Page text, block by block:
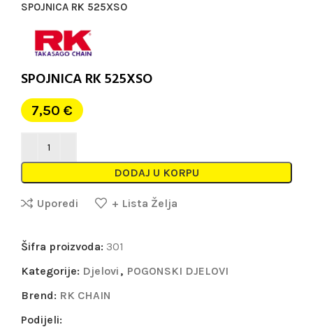
SPOJNICA RK 525XSO
SPOJNICA RK 525XSO
7,50 €
DODAJ U KORPU
Uporedi + Lista Želja
Šifra proizvoda: 301
Kategorije: Djelovi , POGONSKI DJELOVI
Brend: RK CHAIN
Podijeli: